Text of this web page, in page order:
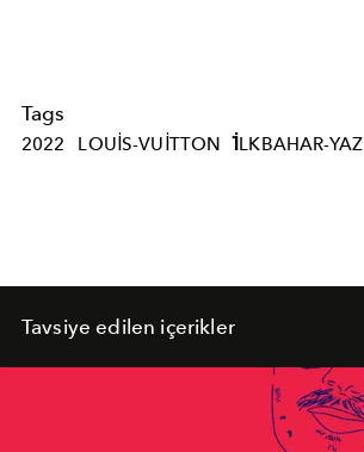
Tags
2022 LOUIS-VUITTON İLKBAHAR-YAZ
Tavsiye edilen içerikler